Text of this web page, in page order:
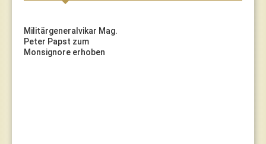
Militärgeneralvikar Mag.
Peter Papst zum
Monsignore erhoben